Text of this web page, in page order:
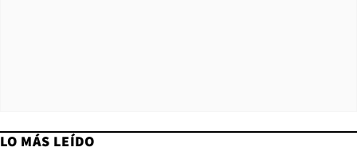
LO MÁS LEÍDO